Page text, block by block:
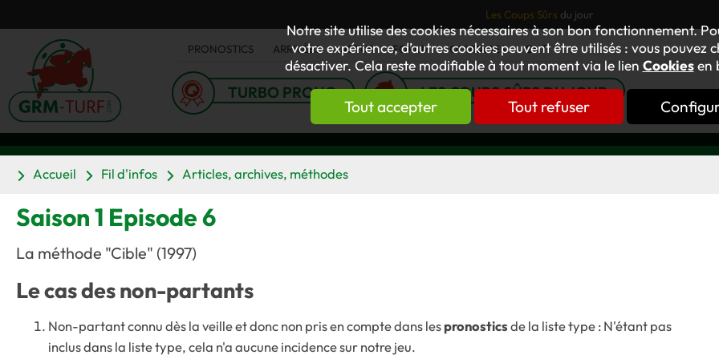
Notre site utilise des cookies nécessaires à son bon fonctionnement.
votre expérience, d’autres cookies peuvent être utilisés : vous pouvez
désactiver. Cela reste modifiable à tout moment via le lien Cookiesen
Tout accepter Tout refuser
Les Coups Sûrs du jour
PRONOSTICS ARRIVÉES ACTUS FORUM OUVRAGES GNT
TURBO PRONO LES COUPS SÛRS DU JOUR
Accueil Fil d'infos Articles, archives, méthodes
Saison 1 Episode 6
La méthode "Cible" (1997)
Le cas des non-partants
Non-partant connu dès la veille et donc non pris en compte dans lespronosticsde la liste type : N'étant pas
inclus dans la liste type, cela n'a aucune incidence sur notre jeu.